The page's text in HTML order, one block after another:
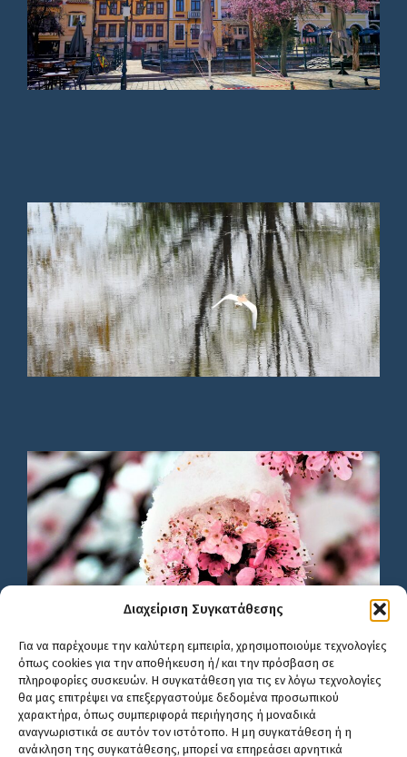
Διαχείριση Συγκατάθεσης
Για να παρέχουμε την καλύτερη εμπειρία, χρησιμοποιούμε τεχνολογίες
όπως cookies για την αποθήκευση ή/και την πρόσβαση σε
πληροφορίες συσκευών. Η συγκατάθεση για τις εν λόγω τεχνολογίες
θα μας επιτρέψει να επεξεργαστούμε δεδομένα προσωπικού
χαρακτήρα, όπως συμπεριφορά περιήγησης ή μοναδικά
αναγνωριστικά σε αυτόν τον ιστότοπο. Η μη συγκατάθεση ή η
ανάκληση της συγκατάθεσης, μπορεί να επηρεάσει αρνητικά